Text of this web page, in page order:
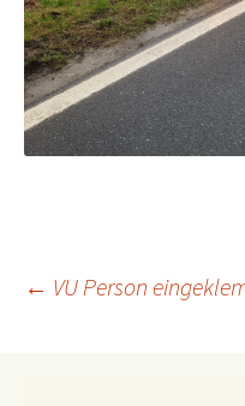
← VU Person